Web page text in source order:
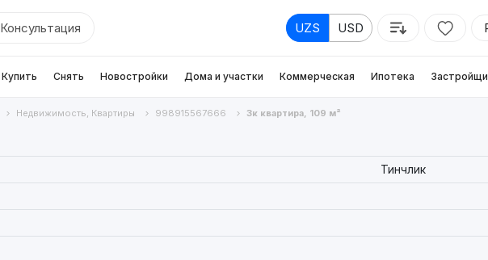
Консультация UZS USD
Купить Снять Новостройки Дома и участки Коммерческая Ипотека
Недвижимость, Квартиры 998915567666 3к квартира, 109 м²
Тинчлик